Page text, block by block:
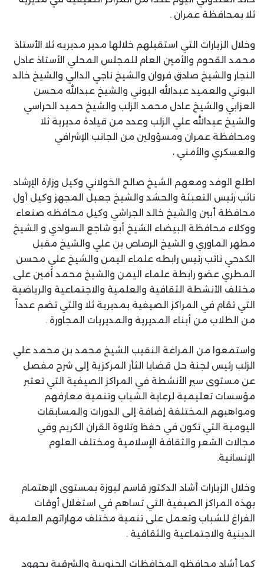
ثلا بمحافظة عمران .
وخلال الزيارات التي استقبلهم خلالها مدير مديريه ثلا الأستاذ
محمد القحوم والأمين العام للمجلس المحلي الأستاذ عادل
النجار والشيخ صادق فروان والشيخ ناجي الدالي والشيخ خالد
البوني والعميد عبدالله البوني والشيخ عبدالله محسن
العزابي والشيخ عادل محمد الزلب والشيخ حميد الحراسي
والشيخ عبدالله علي الزلب وعدد من قيادة مديرية ثلا
ومحافظة عمران ومسؤولين من الجانب الإشرافي
والعسكري والأمني ،
اطلع الوفد ومعهم الشيخ صالح الخولاني وكيل وزارة الإرشاد
نائب رئيس التعبئة والحشد والشيخ جعبل المجهز وكيل أول
محافظة أبين والشيخ خالد الجراشي وكيل محافظه صنعاء
ووكلاء محافظة البيضاء الشيخ أبو شاجع السوادي و الشيخ
مطهر الماوري و الشيخ الرصاص بن علي والشيخ مقبل
الكدحي نائب رئيس رابطه علماء اليمن والشيخ علي محسن
المطري عضو رابطة علماء اليمن والشيخ محمد أمين على
مختلف الأنشطة الثقافية والعلمية والاجتماعية والرياضية
التي تقام في المراكز الصيفية بمديرية ثلا والتي تضم عدداً
من الطلاب من أبناء المديرية والمديريات المجاورة .
واستمعوا من المراغة النقيب الشيخ محمد بن محمد علي
الزلب رئيس لجنة حل قضايا الثأر المركزية إلى شرح مفصل
عن مستوى سير الأنشطة في المراكز الصيفية التي تعتبر
مؤسسات تعليمية لرعاية الشباب وتنمية معارفهم
ومواهبهم المختلفة إضافة إلى الدورات والمسابقات
اليومية التي تكون في حفظ وتلاوة القران الكريم وفي
مجالات الشعر والثقافة الإسلامية ومختلف العلوم
الإنسانية.
وخلال الزيارات أشاد الدكتور قاسم لبوزة بمستوى الإهتمام
بهذه المراكز الصيفية التي تساهم في استغلال أوقات
الفراغ للشباب وتعمل على تنمية مختلف مهاراتهم العلمية
الدينية والاجتماعية والثقافية .
كما أشاد محافظو المحافظات الجنوبية والشرقية بجهود